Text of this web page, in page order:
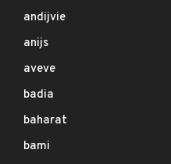
andijvie
anijs
aveve
badia
baharat
bami